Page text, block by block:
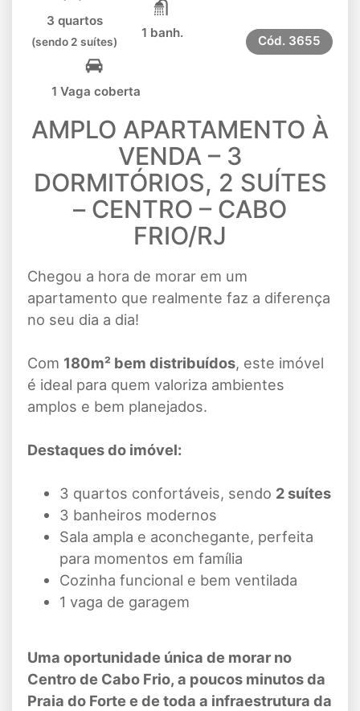
3 quartos
(sendo 2 suítes)
1 banh.
1 Vaga coberta
Cód. 3655
AMPLO APARTAMENTO À
VENDA – 3
DORMITÓRIOS, 2 SUÍTES
– CENTRO – CABO
FRIO/RJ
Chegou a hora de morar em um
apartamento que realmente faz a diferença
no seu dia a dia!
Com 180m² bem distribuídos, este imóvel
é ideal para quem valoriza ambientes
amplos e bem planejados.
Destaques do imóvel:
3 quartos confortáveis, sendo 2 suítes
3 banheiros modernos
Sala ampla e aconchegante, perfeita
para momentos em família
Cozinha funcional e bem ventilada
1 vaga de garagem
Uma oportunidade única de morar no
Centro de Cabo Frio, a poucos minutos da
Praia do Forte e de toda a infraestrutura da